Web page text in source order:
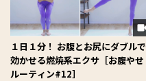
１日１分！ お腹とお尻にダブルで
効かせる燃焼系エクサ［お腹やせ
ルーティン#12］